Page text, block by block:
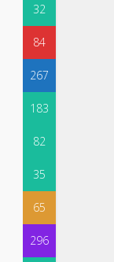
32
84
267
183
82
35
65
296